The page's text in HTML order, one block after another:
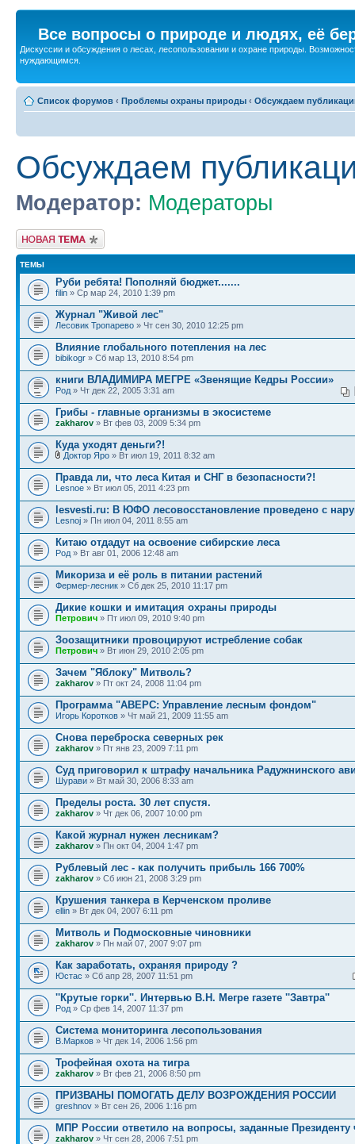
Все вопросы о природе и людях, её
Дискуссии и обсуждения о лесах, лесопользовании и охране природы.
нуждающимся.
Список форумов ‹ Проблемы охраны природы ‹ Обсуждаем
Обсуждаем
Модератор: Модераторы
Новая тема
ТЕМЫ
Руби ребята! Пополняй бюджет.......
filin » Ср мар 24, 2010 1:39 pm
Журнал "Живой лес"
Лесовик Тропарево » Чт сен 30, 2010 12:25 pm
Влияние глобального потепления на лес
bibikogr » Сб мар 13, 2010 8:54 pm
книги ВЛАДИМИРА МЕГРЕ «Звенящие Кедры России»
Род » Чт дек 22, 2005 3:31 am
Грибы - главные организмы в экосистеме
zakharov » Вт фев 03, 2009 5:34 pm
Куда уходят деньги?!
Доктор Яро » Вт июл 19, 2011 8:32 am
Правда ли, что леса Китая и СНГ в безопасности?!
Lesnoe » Вт июл 05, 2011 4:23 pm
lesvesti.ru: В ЮФО лесовосстановление проведено с
Lesnoj » Пн июл 04, 2011 8:55 am
Китаю отдадут на освоение сибирские леса
Род » Вт авг 01, 2006 12:48 am
Микориза и её роль в питании растений
Фермер-лесник » Сб дек 25, 2010 11:17 pm
Дикие кошки и имитация охраны природы
Петрович » Пт июл 09, 2010 9:40 pm
Зоозащитники провоцируют истребление собак
Петрович » Вт июн 29, 2010 2:05 pm
Зачем "Яблоку" Митволь?
zakharov » Пт окт 24, 2008 11:04 pm
Программа "АВЕРС: Управление лесным фондом"
Игорь Коротков » Чт май 21, 2009 11:55 am
Снова переброска северных рек
zakharov » Пт янв 23, 2009 7:11 pm
Суд приговорил к штрафу начальника Радужнинского
Шурави » Вт май 30, 2006 8:33 am
Пределы роста. 30 лет спустя.
zakharov » Чт дек 06, 2007 10:00 pm
Какой журнал нужен лесникам?
zakharov » Пн окт 04, 2004 1:47 pm
Рублевый лес - как получить прибыль 166 700%
zakharov » Сб июн 21, 2008 3:29 pm
Крушения танкера в Керченском проливе
ellin » Вт дек 04, 2007 6:11 pm
Митволь и Подмосковные чиновники
zakharov » Пн май 07, 2007 9:07 pm
Как заработать, охраняя природу ?
Юстас » Сб апр 28, 2007 11:51 pm
''Крутые горки''. Интервью В.Н. Мегре газете ''Завтра''
Род » Ср фев 14, 2007 11:37 pm
Система мониторинга лесопользования
В.Марков » Чт дек 14, 2006 1:56 pm
Трофейная охота на тигра
zakharov » Вт фев 21, 2006 8:50 pm
ПРИЗВАНЫ ПОМОГАТЬ ДЕЛУ ВОЗРОЖДЕНИЯ РОССИИ
greshnov » Вт сен 26, 2006 1:16 pm
МПР России ответило на вопросы, заданные Президенту
zakharov » Чт сен 28, 2006 7:51 pm